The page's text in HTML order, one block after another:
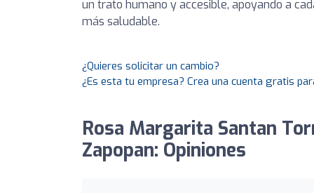
un trato humano y accesible, apoyando a
más saludable.
¿Quieres solicitar un cambio?
¿Es esta tu empresa? Crea una cuenta gratis
Rosa Margarita Santan
Zapopan: Opiniones